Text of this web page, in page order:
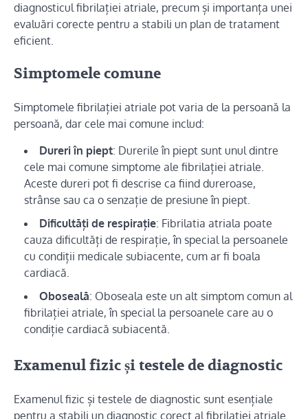
diagnosticul fibrilației atriale, precum și importanța unei
evaluări corecte pentru a stabili un plan de tratament
eficient.
Simptomele comune
Simptomele fibrilației atriale pot varia de la persoană la
persoană, dar cele mai comune includ:
Dureri în piept: Durerile în piept sunt unul dintre
cele mai comune simptome ale fibrilației atriale.
Aceste dureri pot fi descrise ca fiind dureroase,
strânse sau ca o senzație de presiune în piept.
Dificultăți de respirație: Fibrilatia atriala poate
cauza dificultăți de respirație, în special la persoanele
cu condiții medicale subiacente, cum ar fi boala
cardiacă.
Oboseală: Oboseala este un alt simptom comun al
fibrilației atriale, în special la persoanele care au o
condiție cardiacă subiacentă.
Examenul fizic și testele de diagnostic
Examenul fizic și testele de diagnostic sunt esențiale
pentru a stabili un diagnostic corect al fibrilației atriale.